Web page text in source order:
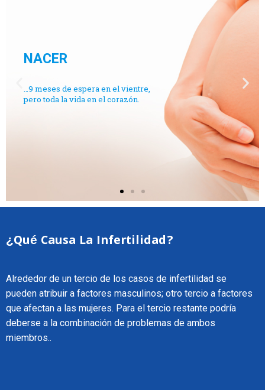
NACER
…9 meses de espera en el vientre,
pero toda la vida en el corazón.
¿Qué Causa La Infertilidad?
Alrededor de un tercio de los casos de infertilidad se
pueden atribuir a factores masculinos; otro tercio a factores
que afectan a las mujeres. Para el tercio restante podría
deberse a la combinación de problemas de ambos
miembros..